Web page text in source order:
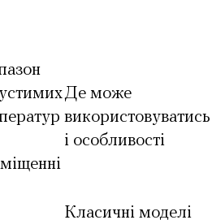
Де може
використовуватись
і особливості
Класичні моделі